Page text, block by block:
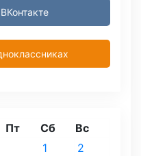
Пт Сб Вс
1
2